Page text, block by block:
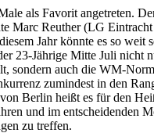
als Favorit angetreten.
Marc Reuther (LG
Jahr könnte es so weit
23-Jährige Mitte Juli nicht
sondern auch die WM-
zumindest in den
Berlin heißt es für den
und im entscheidenden
zu treffen.